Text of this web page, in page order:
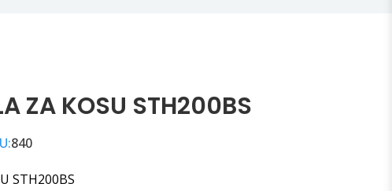
ZA KOSU STH200BS
840
STH200BS